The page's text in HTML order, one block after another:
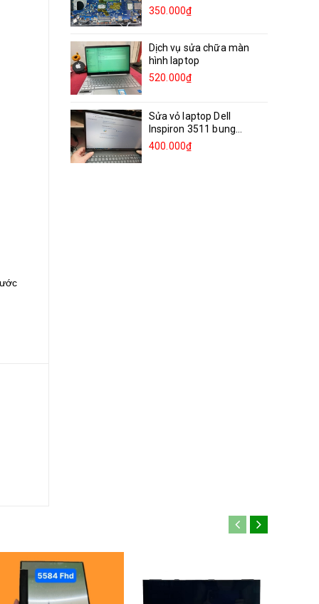
350.000₫
Dịch vụ sửa chữa màn
hình laptop
520.000₫
Sửa vỏ laptop Dell
Inspiron 3511 bung
bản...
400.000₫